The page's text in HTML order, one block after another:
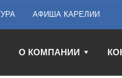
АФИША КАРЕЛИИ
О КОМПАНИИ